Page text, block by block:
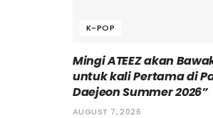
K-POP
Mingi ATEEZ akan
untuk kali Pertama di
Daejeon Summer 2026”
AUGUST 7, 2026